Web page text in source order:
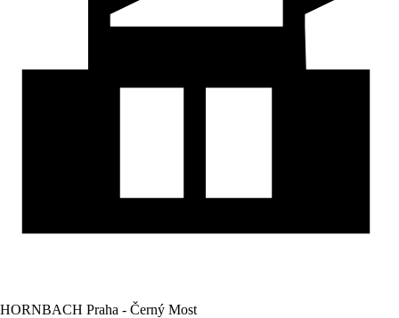
HORNBACH Praha - Černý Most